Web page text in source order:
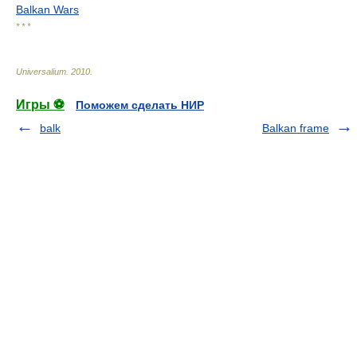
Balkan Wars
* * *
Universalium 2010
Игры ⚽
Поможем сделать НИР
balk
Balkan frame